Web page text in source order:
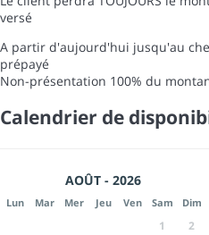
versé
A partir d'aujourd'hui jusqu'au
prépayé
Non-présentation 100% du
Calendrier de
AOÛT - 2026
Lun Mar Mer Jeu Ven Sam Dim
1
2